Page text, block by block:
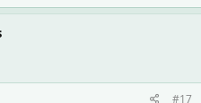
#17